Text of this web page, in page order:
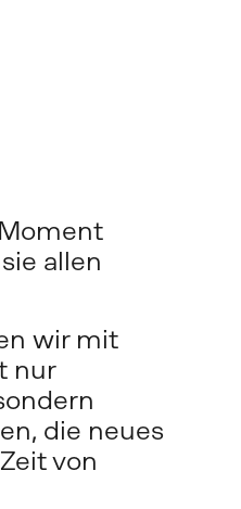
allen
wir mit
nur
die neues
von